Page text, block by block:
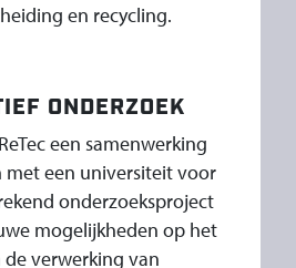
en recycling.
ONDERZOEK
een samenwerking
met een universiteit voor
onderzoeksproject
mogelijkheden op het
verwerking van